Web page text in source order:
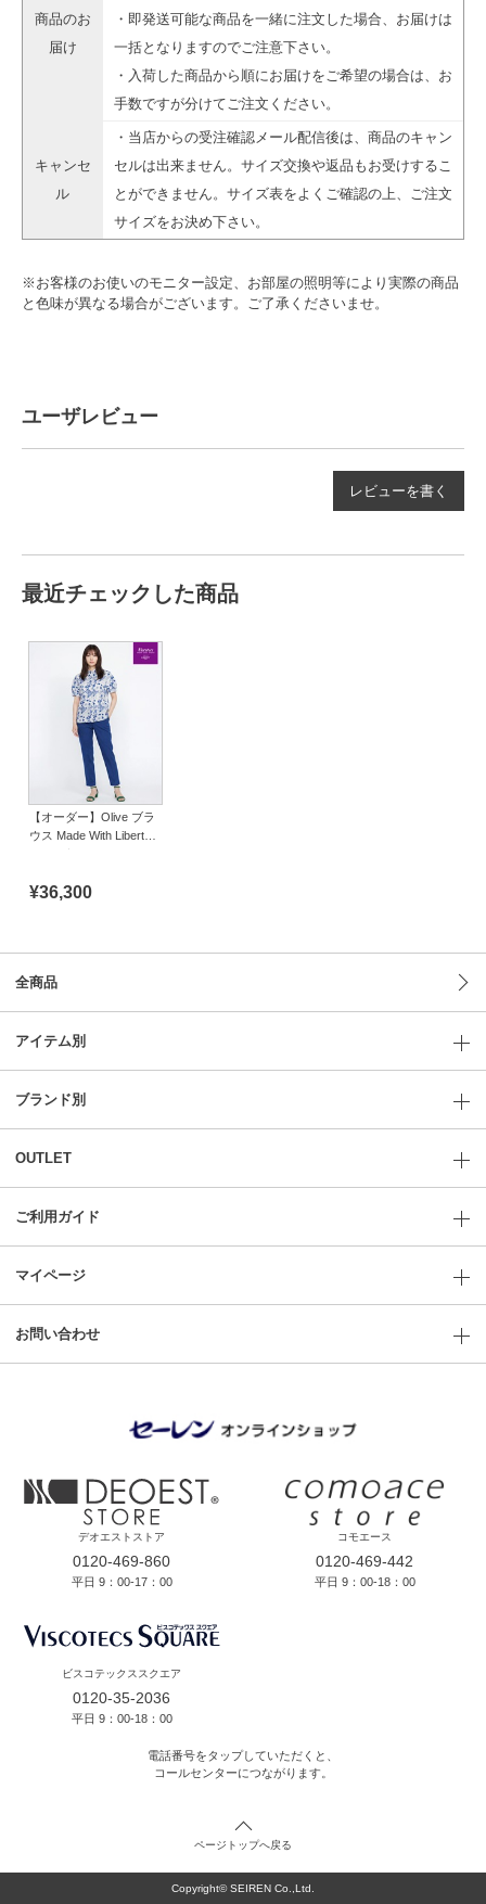
商品のお
届け
・即発送可能な商品を一緒に注文した場合、お届けは
一括となりますのでご注意下さい。
・入荷した商品から順にお届けをご希望の場合は、お
手数ですが分けてご注文ください。
キャンセ
ル
・当店からの受注確認メール配信後は、商品のキャン
セルは出来ません。サイズ交換や返品もお受けするこ
とができません。サイズ表をよくご確認の上、ご注文
サイズをお決め下さい。
※お客様のお使いのモニター設定、お部屋の照明等により実際の商品
と色味が異なる場合がございます。ご了承くださいませ。
ユーザレビュー
レビューを書く
最近チェックした商品
【オーダー】Olive ブラ
ウス Made With Liberty
¥36,300
全商品
アイテム別
ブランド別
OUTLET
ご利用ガイド
マイページ
お問い合わせ
デオエストストア
0120-469-860
平日 9：00-17：00
コモエース
0120-469-442
平日 9：00-18：00
ビスコテックススクエア
0120-35-2036
平日 9：00-18：00
電話番号をタップしていただくと、
コールセンターにつながります。
ページトップへ戻る
Copyright© SEIREN Co.,Ltd.